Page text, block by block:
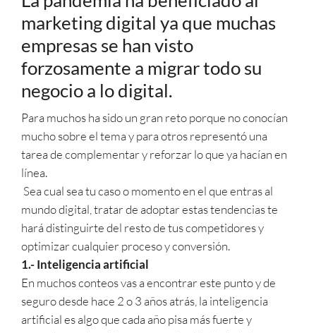
marketing digital ya que muchas
empresas se han visto
forzosamente a migrar todo su
negocio a lo digital.
Para muchos ha sido un gran reto porque no conocían
mucho sobre el tema y para otros representó una
tarea de complementar y reforzar lo que ya hacían en
línea.
Sea cual sea tu caso o momento en el que entras al
mundo digital, tratar de adoptar estas tendencias te
hará distinguirte del resto de tus competidores y
optimizar cualquier proceso y conversión.
1.- Inteligencia artificial
En muchos conteos vas a encontrar este punto y de
seguro desde hace 2 o 3 años atrás, la inteligencia
artificial es algo que cada año pisa más fuerte y